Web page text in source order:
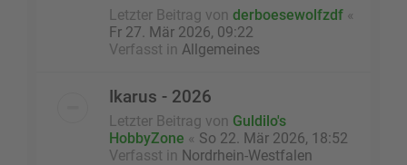
Letzter Beitrag von derboesewolfzdf «
Fr 27. Mär 2026, 09:22
Verfasst in Allgemeines
Ikarus - 2026
Letzter Beitrag von Guldilo's
HobbyZone « So 22. Mär 2026, 18:52
Verfasst in Nordrhein-Westfalen